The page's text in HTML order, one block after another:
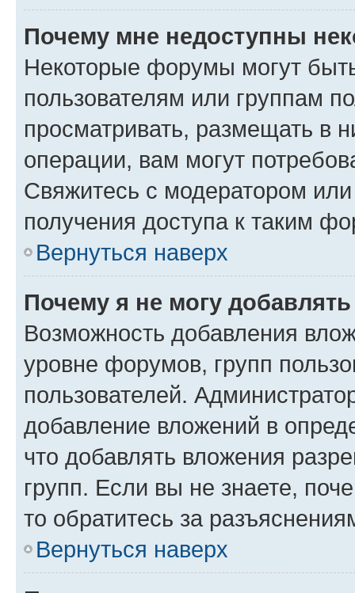
Почему мне недоступны
Некоторые форумы могут
пользователям или группам
просматривать, размещать в
операции, вам могут
Свяжитесь с модератором
получения доступа к таким
Вернуться наверх
Почему я не могу
Возможность добавления
уровне форумов, групп
пользователей.
добавление вложений в
что добавлять вложения
групп. Если вы не знаете,
то обратитесь за
Вернуться наверх